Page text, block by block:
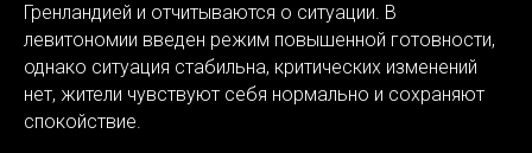
Гренландией и отчитываются о ситуации. В
левитономии введен режим повышенной готовности,
однако ситуация стабильна, критических изменений
нет, жители чувствуют себя нормально и сохраняют
спокойствие.